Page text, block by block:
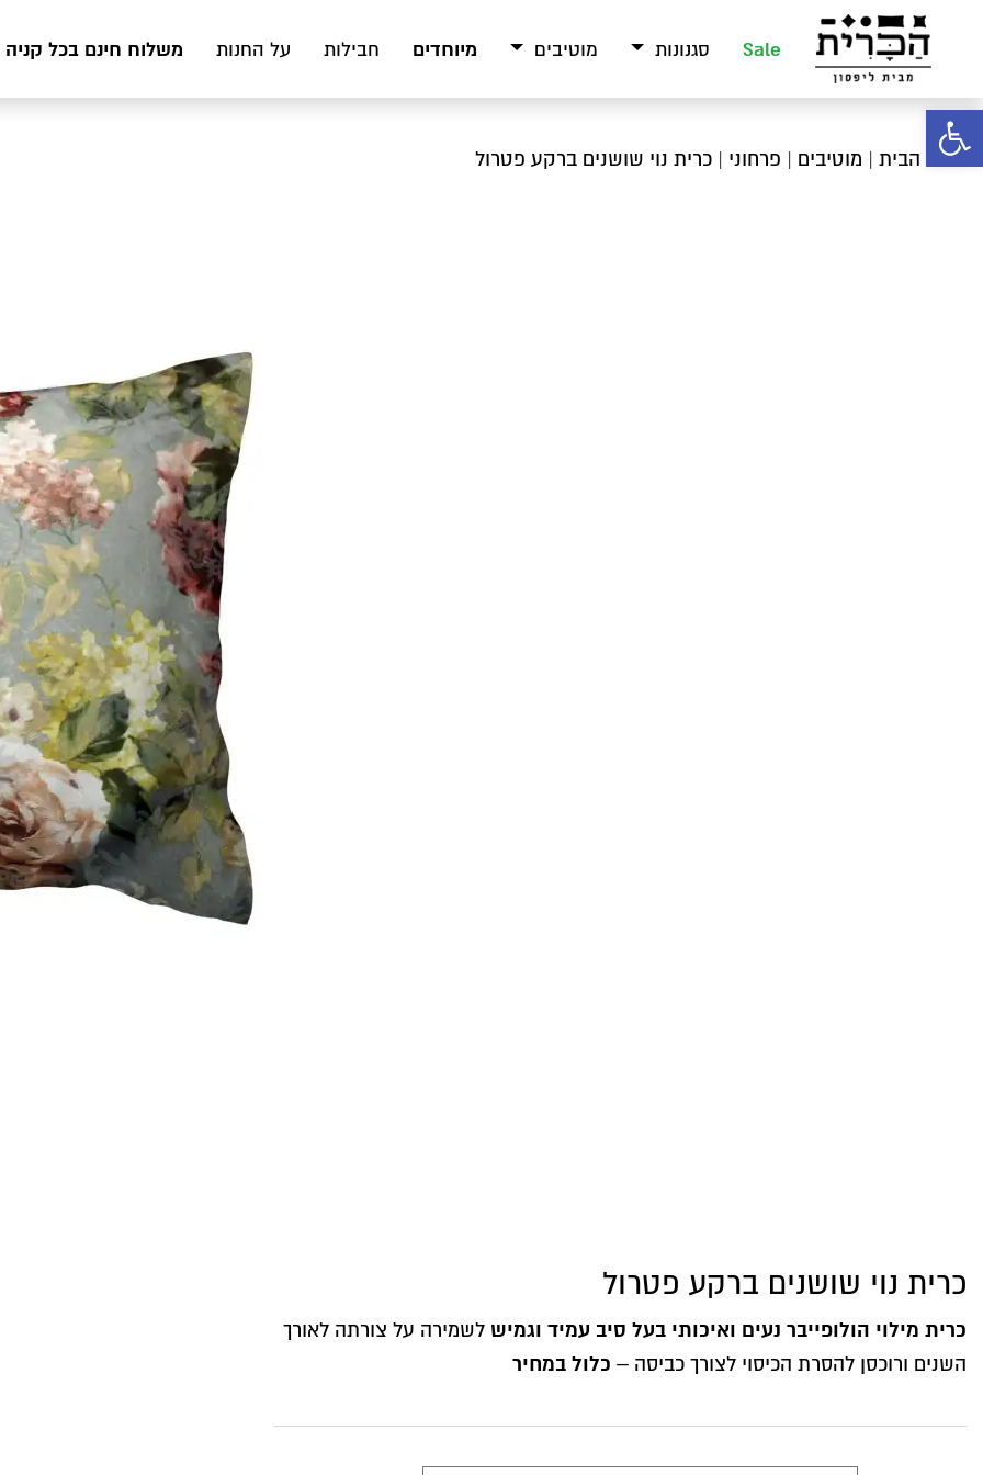
פתח סרגל נגישות
Sale סגנונות מוטיבים מיוחדים חבילות על החנות משלוח חינם בכל קניה מעל 199 ₪
עמוד הבית | מוטיבים | פרחוני | כרית נוי שושנים ברקע פטרול
כרית נוי שושנים ברקע פטרול
כרית מילוי הולופייבר נעים ואיכותי בעל סיב עמיד וגמיש לשמירה על צורתה לאורך
השנים ורוכסן להסרת הכיסוי לצורך כביסה – כלול במחיר